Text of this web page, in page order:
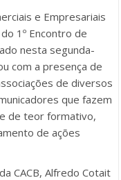
e Empresariais
1º Encontro de
nesta segunda-
com a presença de
de diversos
que fazem
de teor formativo,
de ações
CACB, Alfredo Cotait